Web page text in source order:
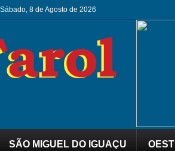
Sábado, 8 de Agosto de 2026
SÃO MIGUEL DO IGUAÇU